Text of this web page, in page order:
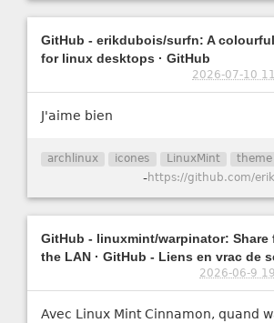
GitHub - erikdubois/surfn: A
for linux desktops · GitHub
2026-07-10
J'aime bien
archlinux icones LinuxMint theme
-https://github.com/
GitHub - linuxmint/warpinator: Share
the LAN · GitHub - Liens en vrac de
2026-06-9
Avec Linux Mint Cinnamon, quand